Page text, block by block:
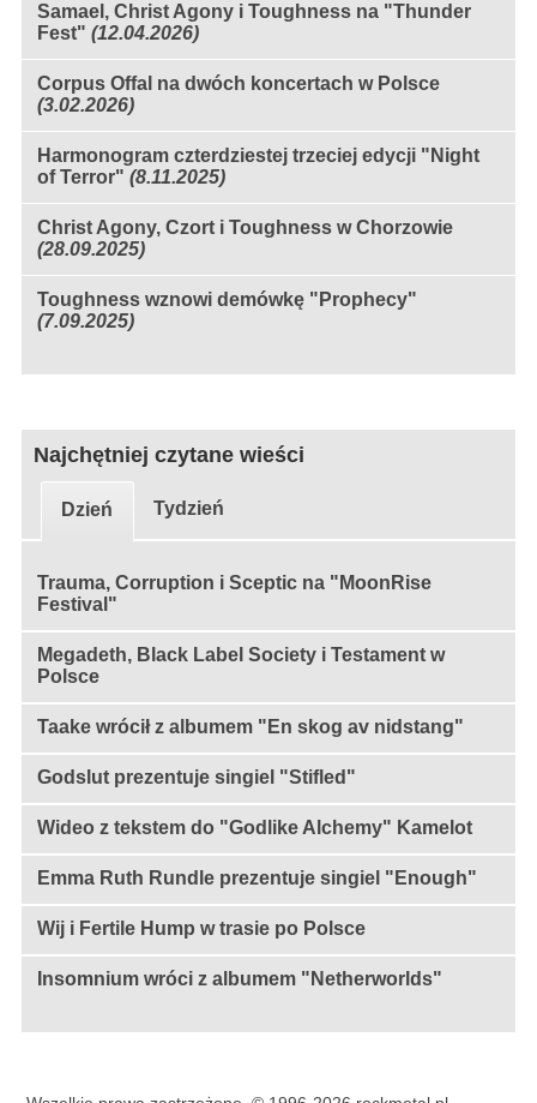
Samael, Christ Agony i Toughness na "Thunder
Fest" (12.04.2026)
Corpus Offal na dwóch koncertach w Polsce
(3.02.2026)
Harmonogram czterdziestej trzeciej edycji "Night
of Terror" (8.11.2025)
Christ Agony, Czort i Toughness w Chorzowie
(28.09.2025)
Toughness wznowi demówkę "Prophecy"
(7.09.2025)
Najchętniej czytane wieści
Dzień Tydzień
Trauma, Corruption i Sceptic na "MoonRise
Festival"
Megadeth, Black Label Society i Testament w
Polsce
Taake wrócił z albumem "En skog av nidstang"
Godslut prezentuje singiel "Stifled"
Wideo z tekstem do "Godlike Alchemy" Kamelot
Emma Ruth Rundle prezentuje singiel "Enough"
Wij i Fertile Hump w trasie po Polsce
Insomnium wróci z albumem "Netherworlds"